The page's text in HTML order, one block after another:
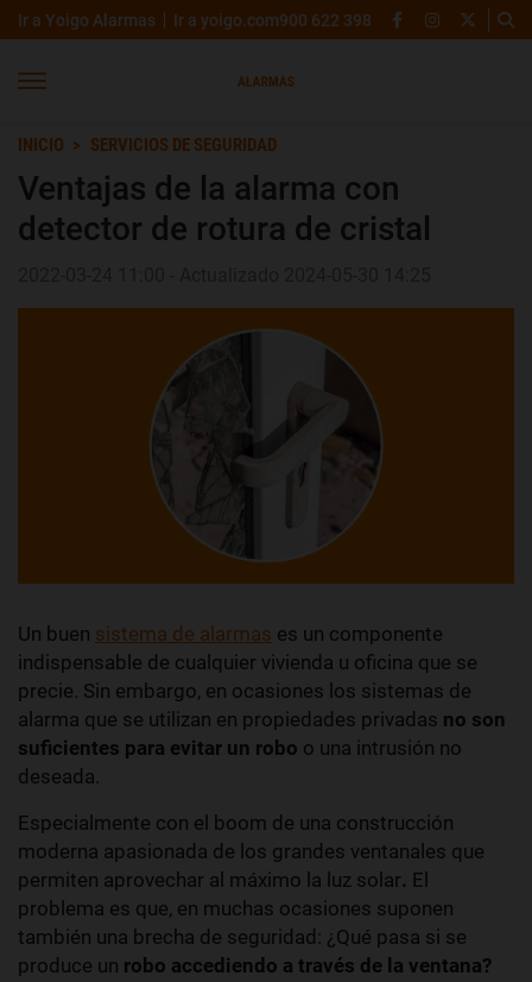
Ir a Yoigo Alarmas Ir a yoigo.com900 622 398
INICIO SERVICIOS DE SEGURIDAD
Ventajas de la alarma con
detector de rotura de cristal
Un buen sistema de alarmas es un componente
indispensable de cualquier vivienda u oficina que se
precie. Sin embargo, en ocasiones los sistemas de
alarma que se utilizan en propiedades privadas no son
suficientes para evitar un robo o una intrusión no
deseada.
Especialmente con el boom de una construcción
moderna apasionada de los grandes ventanales que
permiten aprovechar al máximo la luz solar. El
problema es que, en muchas ocasiones suponen
también una brecha de seguridad: ¿Qué pasa si se
produce un robo accediendo a través de la ventana?